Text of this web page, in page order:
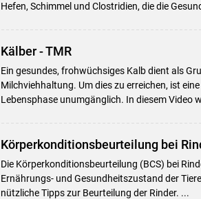
Hefen, Schimmel und Clostridien, die die
Kälber - TMR
Ein gesundes, frohwüchsiges Kalb dient als
Milchviehhaltung. Um dies zu erreichen, ist
Lebensphase unumgänglich. In diesem Video
Körperkonditionsbeurteilung bei
Die Körperkonditionsbeurteilung (BCS) bei
Ernährungs- und Gesundheitszustand der
nützliche Tipps zur Beurteilung der Rinder. ...